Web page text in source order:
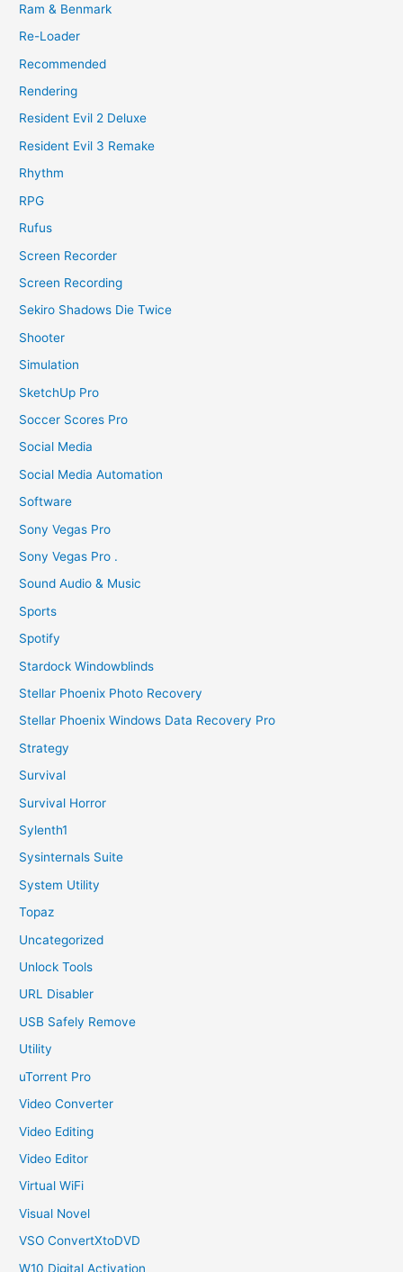
Ram & Benmark
Re-Loader
Recommended
Rendering
Resident Evil 2 Deluxe
Resident Evil 3 Remake
Rhythm
RPG
Rufus
Screen Recorder
Screen Recording
Sekiro Shadows Die Twice
Shooter
Simulation
SketchUp Pro
Soccer Scores Pro
Social Media
Social Media Automation
Software
Sony Vegas Pro
Sony Vegas Pro .
Sound Audio & Music
Sports
Spotify
Stardock Windowblinds
Stellar Phoenix Photo Recovery
Stellar Phoenix Windows Data Recovery Pro
Strategy
Survival
Survival Horror
Sylenth1
Sysinternals Suite
System Utility
Topaz
Uncategorized
Unlock Tools
URL Disabler
USB Safely Remove
Utility
uTorrent Pro
Video Converter
Video Editing
Video Editor
Virtual WiFi
Visual Novel
VSO ConvertXtoDVD
W10 Digital Activation